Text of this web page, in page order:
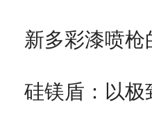
新多彩漆喷
硅镁盾：以